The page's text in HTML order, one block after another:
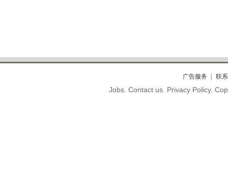
广告服务 联
Jobs. Contact us. Privacy Policy.